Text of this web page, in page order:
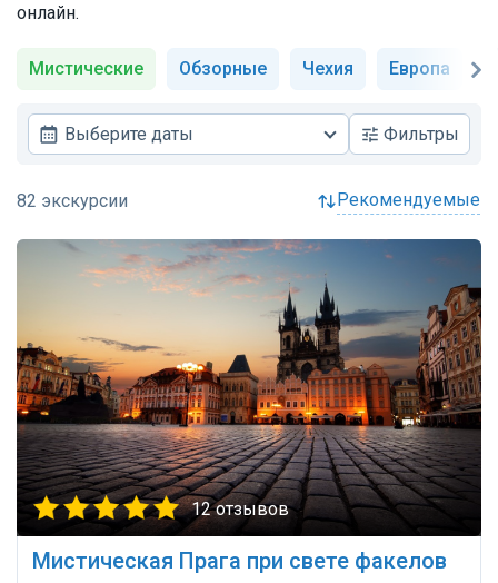
онлайн.
Мистические Обзорные Чехия Европа
Выберите даты Фильтры
рекомендуемые
12 отзывов
Мистическая Прага при свете факелов